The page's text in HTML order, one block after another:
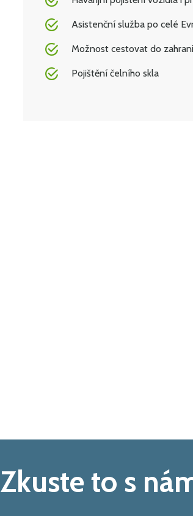
Asistenční služba po celé
Možnost cestovat do
Pojištění čelního skla
Zkuste to s